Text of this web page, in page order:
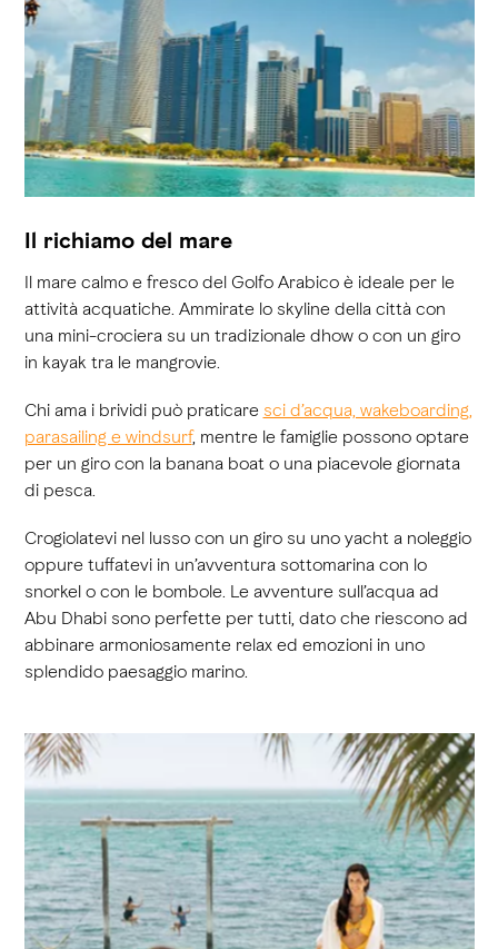
Il richiamo del mare
Il mare calmo e fresco del Golfo Arabico è ideale per le
attività acquatiche. Ammirate lo skyline della città con
una mini-crociera su un tradizionale dhow o con un giro
in kayak tra le mangrovie.
Chi ama i brividi può praticare sci d’acqua, wakeboarding,
parasailing e windsurf, mentre le famiglie possono optare
per un giro con la banana boat o una piacevole giornata
di pesca.
Crogiolatevi nel lusso con un giro su uno yacht a noleggio
oppure tuffatevi in un’avventura sottomarina con lo
snorkel o con le bombole. Le avventure sull’acqua ad
Abu Dhabi sono perfette per tutti, dato che riescono ad
abbinare armoniosamente relax ed emozioni in uno
splendido paesaggio marino.